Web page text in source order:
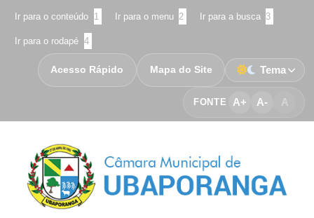
Ir para o conteúdo 1 Ir para o menu 2 Ir para a busca 3
Ir para o rodapé 4
FONTE A+ A- A
Acesso Rápido Mapa do Site Tema